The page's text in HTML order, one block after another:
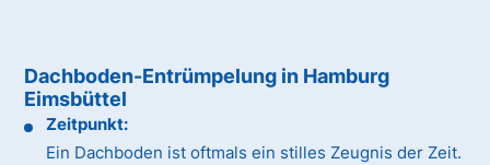
Dachboden-Entrümpelung in Hamburg
Eimsbüttel
Zeitpunkt:
Ein Dachboden ist oftmals ein stilles Zeugnis der Zeit.